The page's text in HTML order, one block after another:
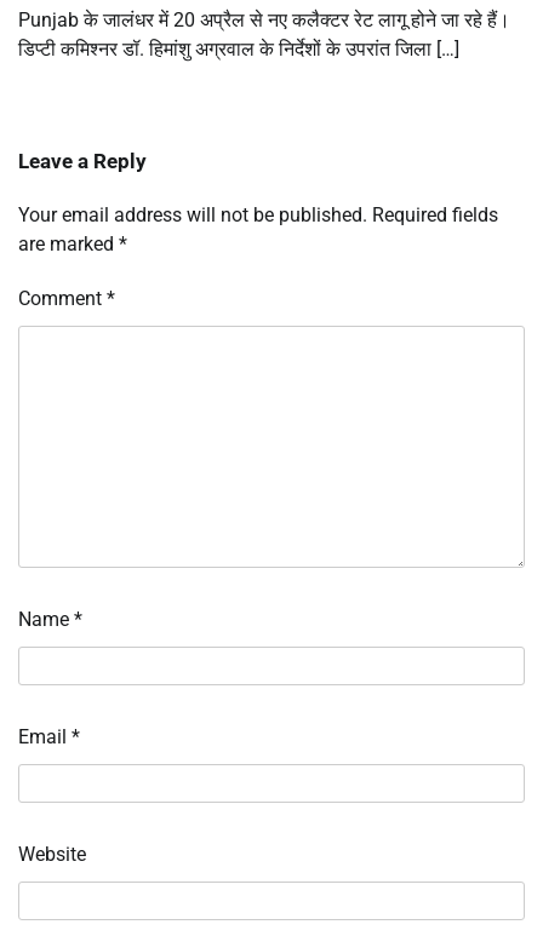
Punjab के जालंधर में 20 अप्रैल से नए कलैक्टर रेट लागू होने जा रहे हैं।
डिप्टी कमिश्नर डॉ. हिमांशु अग्रवाल के निर्देशों के उपरांत जिला […]
Leave a Reply
Your email address will not be published. Required fields
are marked *
Comment *
Name *
Email *
Website